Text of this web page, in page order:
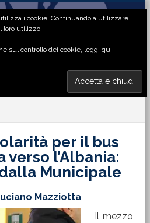
per il bus
verso l’Albania:
Municipale
Mazziotta
Il mezzo
i cookie. Continuando a utilizzare
loro utilizzo.
sul controllo dei cookie, leggi qui: